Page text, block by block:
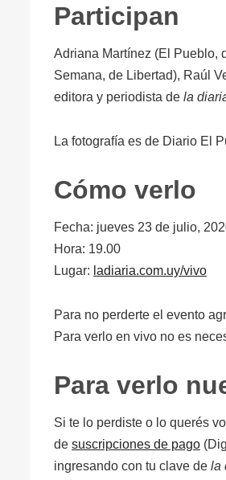
Participan
Adriana Martínez (El Pueblo,
Semana, de Libertad), Raúl
editora y periodista de la
La fotografía es de Diario El
Cómo verlo
Fecha: jueves 23 de julio,
Hora: 19.00
Lugar: ladiaria.com.uy/vivo
Para no perderte el evento
Para verlo en vivo no es
Para verlo
Si te lo perdiste o lo querés
de suscripciones de pago
ingresando con tu clave de la